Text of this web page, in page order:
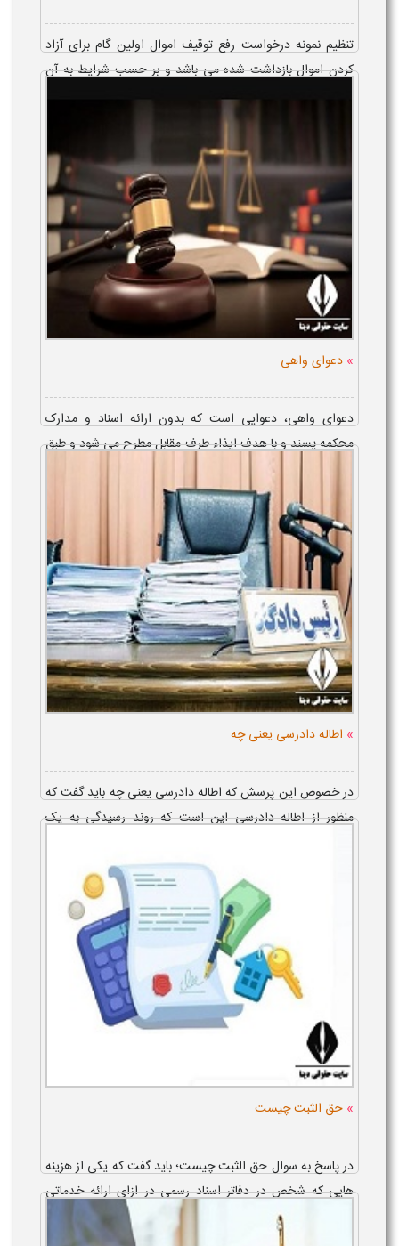
تنظیم نمونه درخواست رفع توقیف اموال اولین گام برای آزاد
کردن اموال بازداشت شده می باشد و بر حسب شرایط به آن
دادخواست می بایست مدارک و اسنادی از قبیل تصویر مصدق
پرداخت بدهی، سازش نامه، وکالتن...
» دعوای واهی
دعوای واهی، دعوایی است که بدون ارائه اسناد و مدارک
محکمه پسند و با هدف ایذاء طرف مقابل مطرح می شود و طبق
قانون، خوانده دعوا، می تواند با ارائه یک نمونه لایحه درخواست
تامین به دادگاه، تقاضای ...
» اطاله دادرسی یعنی چه
در خصوص این پرسش که اطاله دادرسی یعنی چه باید گفت که
منظور از اطاله دادرسی این است که روند رسیدگی به یک
نسبت به این موضوع اعتراض کرد...
» حق الثبت چیست
در پاسخ به سوال حق الثبت چیست؛ باید گفت که یکی از هزینه
هایی که شخص در دفاتر اسناد رسمی در ازای ارائه خدماتی
مانند ثبت کردن سند، ثبت املاک و غیره پرداخت می کند؛ حق
الثبت است. تفاوت...